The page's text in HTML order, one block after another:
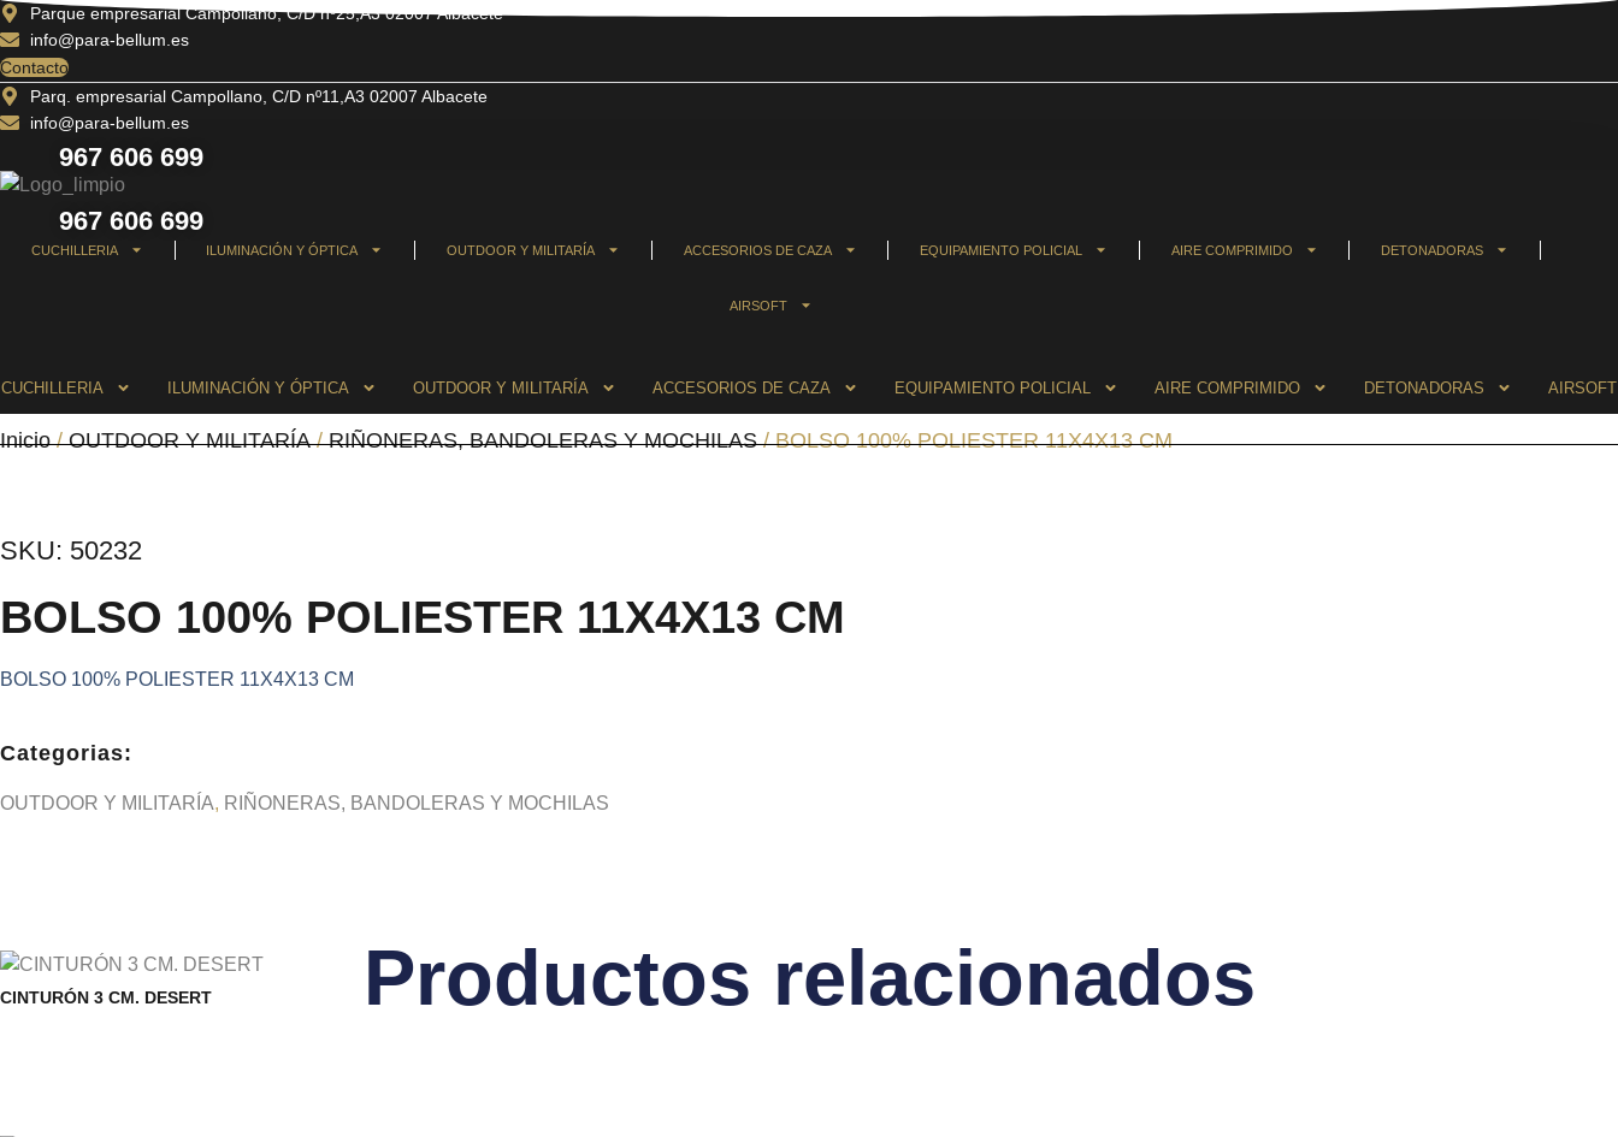
Ir
al
contenido
Parque empresarial Campollano, C/D nº25,A3 02007 Albacete
info@para-bellum.es
Contacto
Parq. empresarial Campollano, C/D nº11,A3 02007 Albacete
info@para-bellum.es
967 606 699
967 606 699
CUCHILLERIA ILUMINACIÓN Y ÓPTICA OUTDOOR Y MILITARÍA ACCESORIOS DE CAZA EQUIPAMIENTO POLICIAL AIRE COMPRIMIDO DETONADORAS
AIRSOFT
CUCHILLERIA ILUMINACIÓN Y ÓPTICA OUTDOOR Y MILITARÍA ACCESORIOS DE CAZA EQUIPAMIENTO POLICIAL AIRE COMPRIMIDO DETONADORAS AIRSOFT
Inicio/OUTDOOR Y MILITARÍA/RIÑONERAS, BANDOLERAS Y MOCHILAS/ BOLSO 100% POLIESTER 11X4X13 CM
SKU: 50232
BOLSO 100% POLIESTER 11X4X13 CM
BOLSO 100% POLIESTER 11X4X13 CM
Categorias:
OUTDOOR Y MILITARÍA, RIÑONERAS, BANDOLERAS Y MOCHILAS
Productos relacionados
CINTURÓN 3 CM. DESERT